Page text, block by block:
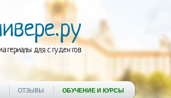
ОТЗЫВЫ ОБУЧЕНИЕ И КУРСЫ